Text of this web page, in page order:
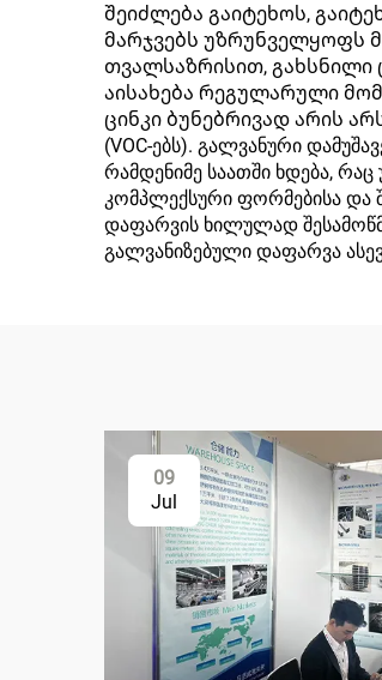
შეიძლება გაიტეხოს,
მარჯვებს უზრუნველყოფს
თვალსაზრისით, გახსნილი
აისახება რეგულარული
ცინკი ბუნებრივად არის
(VOC-ებს). გალვანური
რამდენიმე საათში ხდება,
კომპლექსური ფორმებისა და
დაფარვის ხილულად
გალვანიზებული დაფარვა
09
Jul